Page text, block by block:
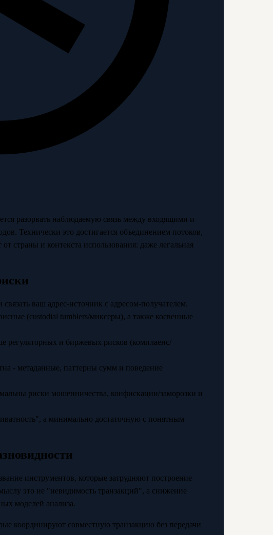
разорвать наблюдаемую связь между входящими и
Технически это достигается объединением потоков,
страны и контекста использования: даже легальная
ваш адрес-источник с адресом-получателем.
(custodial tumblers/миксеры), а также косвенные
и биржевых рисков (комплаенс/
- метаданные, паттерны сумм и поведение
риски мошенничества, конфискации/заморозки и
а минимально достаточную с понятным
инструментов, которые затрудняют построение
это не "невидимость транзакций", а снижение
моделей анализа.
координируют совместную транзакцию без передачи